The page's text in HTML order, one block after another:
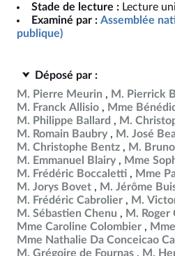
Stade de lecture : Lecture
Examiné par : Assemblée
publique)
Déposé par :
M. Pierre Meurin
M. Pierrick
M. Franck Allisio
Mme
M. Philippe Ballard
M.
M. Romain Baubry
M. José
M. Christophe Bentz
M.
M. Emmanuel Blairy
Mme
M. Frédéric Boccaletti
Mme
M. Jorys Bovet
M. Jérôme
M. Frédéric Cabrolier
M.
M. Sébastien Chenu
M. Roger
Mme Caroline Colombier
Mme Nathalie Da Conceicao
M. Grégoire de Fournas
M.